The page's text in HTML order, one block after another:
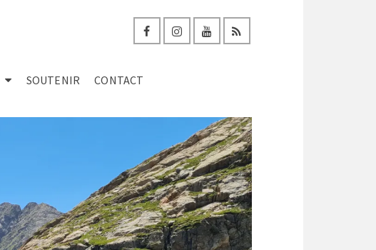
SOUTENIR CONTACT